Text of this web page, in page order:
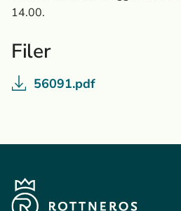
14.00.
Filer
56091.pdf